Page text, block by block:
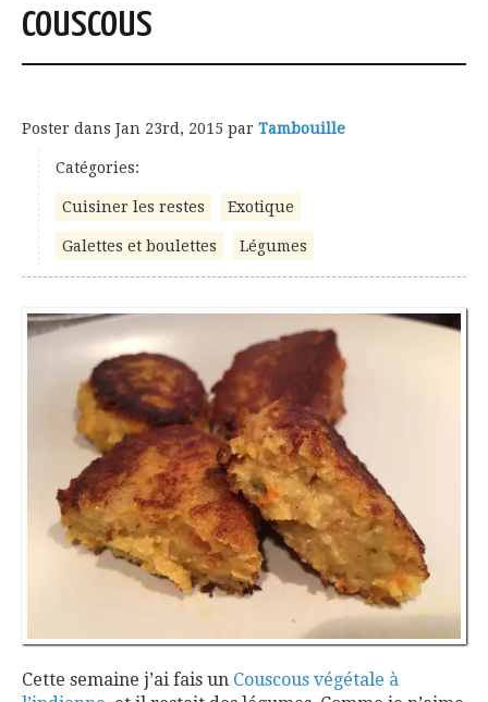
couscous
Poster dans Jan 23rd, 2015 par Tambouille
Catégories:
Cuisiner les restes Exotique
Galettes et boulettes Légumes
Cette semaine j’ai fais un Couscous végétale à